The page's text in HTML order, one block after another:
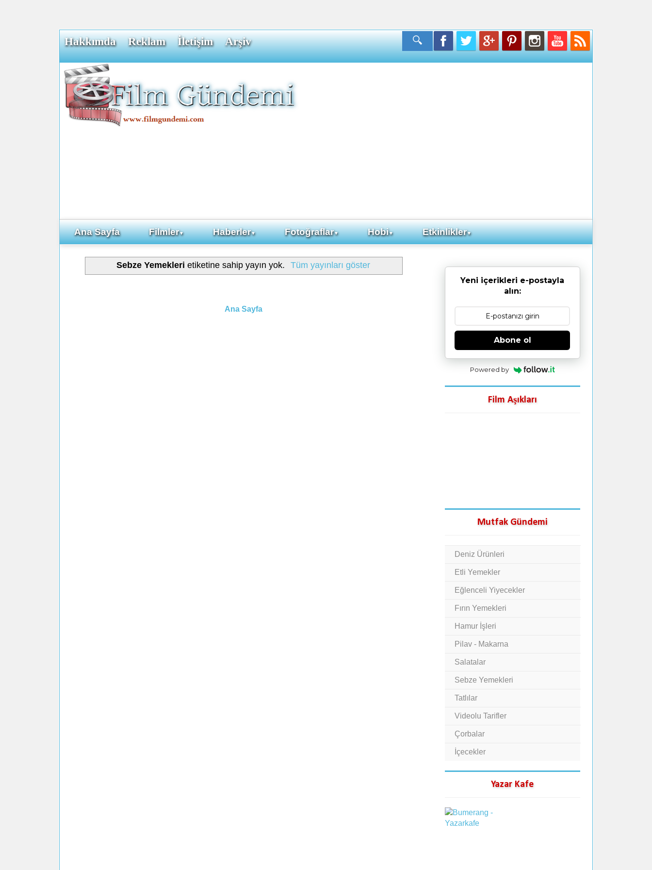
Hakkımda Reklam İletişim Arşiv
Ana Sayfa Filmler▼ Haberler▼ Fotoğraflar▼ Hobi▼ Etkinlikler▼
Sebze Yemekleri etiketine sahip yayın yok. Tüm yayınları göster
Ana Sayfa
Yeni içerikleri e-postayla
alın:
Abone ol
Powered by
Film Aşıkları
Mutfak Gündemi
Deniz Ürünleri
Etli Yemekler
Eğlenceli Yiyecekler
Fırın Yemekleri
Hamur İşleri
Pilav - Makarna
Salatalar
Sebze Yemekleri
Tatlılar
Videolu Tarifler
Çorbalar
İçecekler
Yazar Kafe